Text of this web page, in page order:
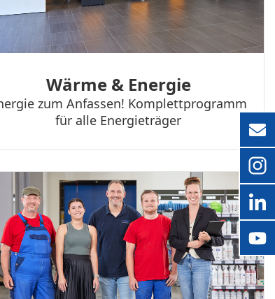
Wärme & Energie
zum Anfassen! Komplett­programm
für alle Energieträger